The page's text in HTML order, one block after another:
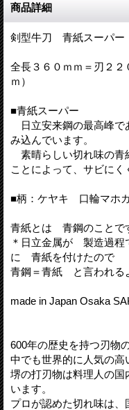
商品詳細
剣型牛刀 青紙スーパ
全長３６０ｍｍ＝刃２
ｍ）
■青紙スーパー
日立安来鋼の最高峰で
み込んでいます。
素晴らしい切れ味の青
ことによって、サビにく
■柄：ケヤキ 口輪マホ
青紙とは 青鋼のことで
＊日立金属が 製造過
に 青紙を付けたので
青鋼＝青紙 と言われる
made in Japan Osaka
600年の歴史を持つ刃物
中でも世界的に人気の高
堺の打刃物は料理人の国
います。
プロが認めた切れ味は、